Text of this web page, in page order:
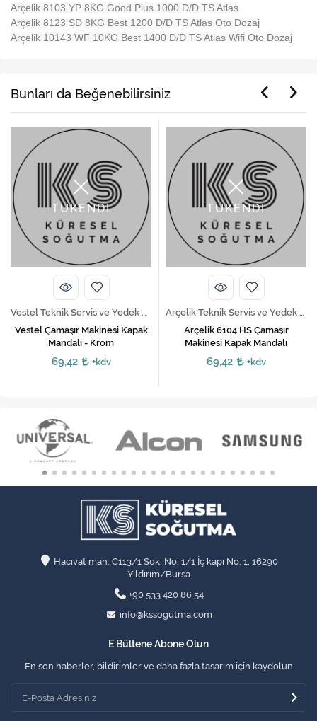
Arçelik 8103 YP 8KG Good Plus 1000 D/D TS Atlas
Arçelik 8123 SD 8KG Best 1200 D/D TS Atlas Oto Dozaj
Arçelik 10143 WF 10KG Best 1400 D/D TS Atlas Wifi Oto Dozaj
Bunları da Beğenebilirsiniz
TÜKENDİ
Vestel Teknik Servis ve Yedek Parça Hizmetleri
Vestel Çamaşır Makinesi Kapak
Mandalı - Krom
69,42 +kdv
TÜKENDİ
Arçelik Teknik Servis ve Yedek Parça Hizmetleri
Arçelik 6104 HS Çamaşır
Makinesi Kapak Mandalı
69,42 +kdv
Hacıvat mah. C113/1 Sok. No: 1/1 İç kapı No: 1, 16290
Yıldırım/Bursa
+90 533 420 86 54
info@kssogutma.com
E Bültene Abone Olun
En son haberler, bildirimler ve daha fazla tasarım için kaydolun